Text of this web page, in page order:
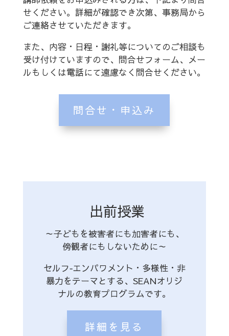
せください。詳細が確認でき次第、事務局から
ご連絡させていただきます。
また、内容・日程・謝礼等についてのご相談も
受け付けていますので、問合せフォーム、メー
ルもしくは電話にて遠慮なく問合せください。
問合せ・申込み
出前授業
～子どもを被害者にも加害者にも、
傍観者にもしないために～
セルフ‐エンパワメント・多様性・非
暴力をテーマとする、SEANオリジ
ナルの教育プログラムです。
詳細を見る